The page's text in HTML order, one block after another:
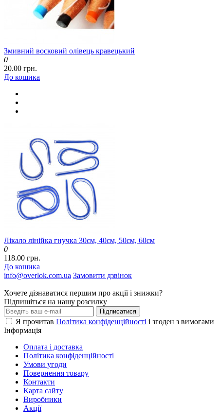
Змивний восковий олівець кравецький
0
20.00 грн.
До кошика
Лікало лінійка гнучка 30см, 40см, 50см, 60см
0
118.00 грн.
До кошика
info@overlok.com.ua Замовити дзвінок
Хочете дізнаватися першим про акції і знижки?
Підпишіться на нашу розсилку
Підписатися
Я прочитав Політика конфіденційності і згоден з вимогами
Інформація
Оплата і доставка
Політика конфіденційності
Умови угоди
Повернення товару
Контакти
Карта сайту
Виробники
Акції